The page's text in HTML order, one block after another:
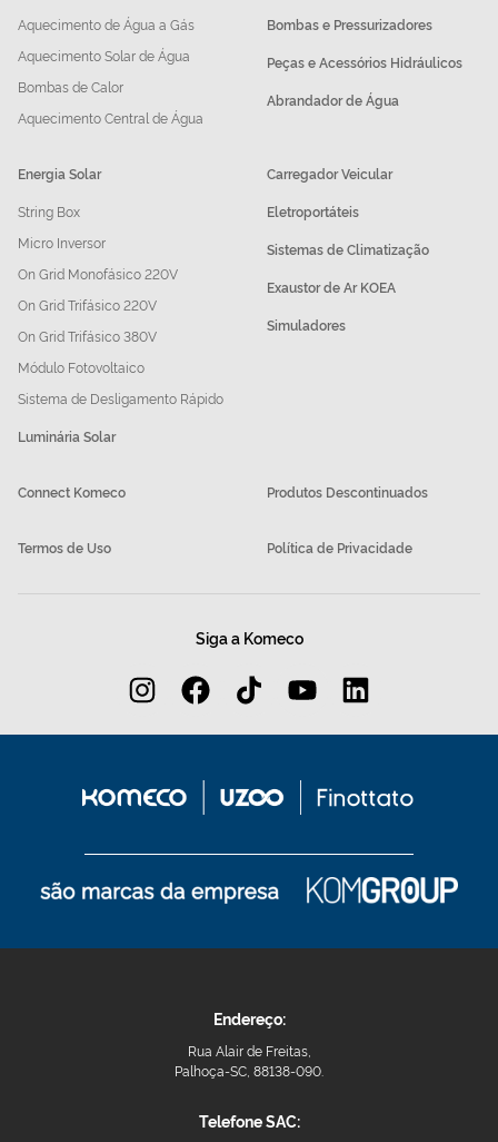
Aquecimento de Água a Gás
Aquecimento Solar de Água
Bombas de Calor
Aquecimento Central de Água
Bombas e Pressurizadores
Peças e Acessórios Hidráulicos
Abrandador de Água
Energia Solar
String Box
Micro Inversor
On Grid Monofásico 220V
On Grid Trifásico 220V
On Grid Trifásico 380V
Módulo Fotovoltaico
Sistema de Desligamento Rápido
Luminária Solar
Carregador Veicular
Eletroportáteis
Sistemas de Climatização
Exaustor de Ar KOEA
Simuladores
Connect Komeco Produtos Descontinuados
Termos de Uso Política de Privacidade
Siga a Komeco
Endereço:
Rua Alair de Freitas,
Palhoça-SC, 88138-090.
Telefone SAC: